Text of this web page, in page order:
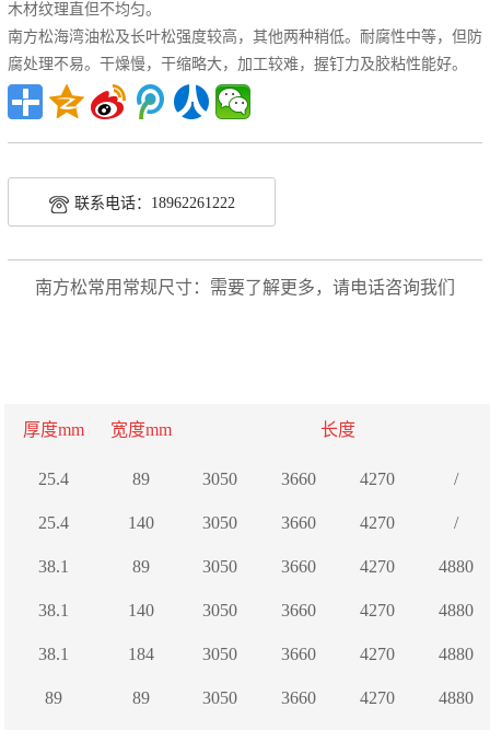
木材纹理直但不均匀。
南方松海湾油松及长叶松强度较高，其他两种稍低。耐腐性中等，但防
腐处理不易。干燥慢，干缩略大，加工较难，握钉力及胶粘性能好。
联系电话：18962261222
南方松常用常规尺寸：需要了解更多，请电话咨询我们
厚度mm 宽度mm 长度
25.4 89 3050 3660 4270 /
25.4 140 3050 3660 4270 /
38.1 89 3050 3660 4270 4880
38.1 140 3050 3660 4270 4880
38.1 184 3050 3660 4270 4880
89 89 3050 3660 4270 4880